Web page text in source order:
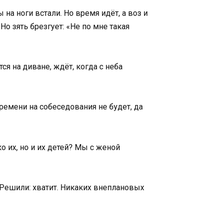
ноги встали. Но время идёт, а воз и
зять брезгует: «Не по мне такая
на диване, ждёт, когда с неба
на собеседования не будет, да
их, но и их детей? Мы с женой
хватит. Никаких внеплановых